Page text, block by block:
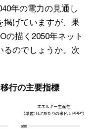
年の電力の見通し
掲げていますが、果
の描く2050年ネット
るのでしょうか。次
行の主要指標